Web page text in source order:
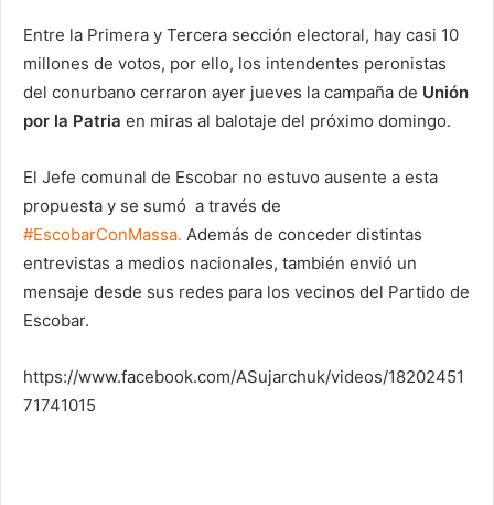
Entre la Primera y Tercera sección electoral, hay casi 10
millones de votos, por ello, los intendentes peronistas
del conurbano cerraron ayer jueves la campaña de Unión
por la Patria en miras al balotaje del próximo domingo.
El Jefe comunal de Escobar no estuvo ausente a esta
propuesta y se sumó a través de
#EscobarConMassa. Además de conceder distintas
entrevistas a medios nacionales, también envió un
mensaje desde sus redes para los vecinos del Partido de
Escobar.
https://www.facebook.com/ASujarchuk/videos/18202451
71741015